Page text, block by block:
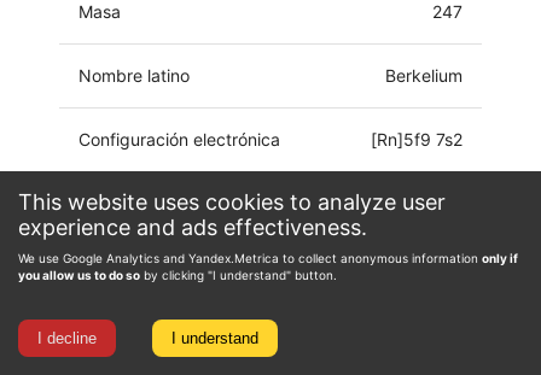
This website uses cookies to analyze user
experience and ads effectiveness.
We use Google Analytics and Yandex.Metrica to collect anonymous information only if
you allow us to do so by clicking "I understand" button.
I decline I understand
Masa 247
Nombre latino Berkelium
Configuración electrónica [Rn]5f9 7s2
Estado de oxidación 0, 2, 3, 4